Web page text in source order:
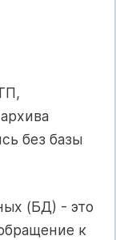
без базы
(БД) - это
к